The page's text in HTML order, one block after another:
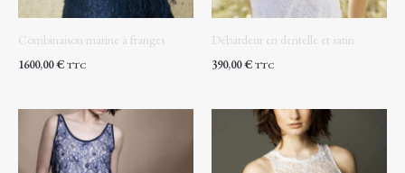
Combinaison marine à franges
1600,00€ TTC
Débardeur en dentelle et satin
390,00€ TTC